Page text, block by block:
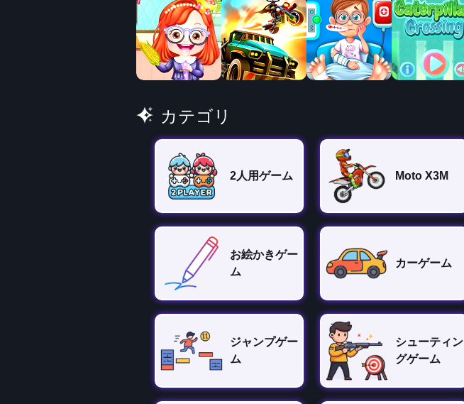
カテゴリ
2人用ゲーム Moto X3M
お絵かきゲー
ム
カーゲーム
ジャンプゲー
ム
シューティン
グゲーム